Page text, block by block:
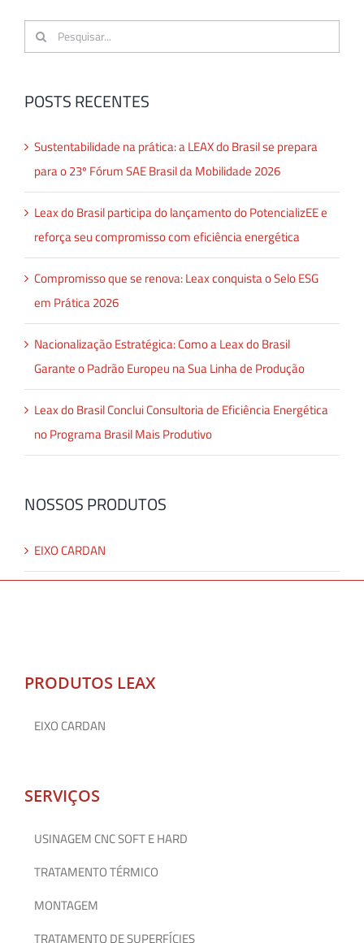
Buscar
resultados
POSTS RECENTES
Sustentabilidade na prática: a LEAX do Brasil se prepara
para o 23º Fórum SAE Brasil da Mobilidade 2026
Leax do Brasil participa do lançamento do PotencializEE e
reforça seu compromisso com eficiência energética
Compromisso que se renova: Leax conquista o Selo ESG
em Prática 2026
Nacionalização Estratégica: Como a Leax do Brasil
Garante o Padrão Europeu na Sua Linha de Produção
Leax do Brasil Conclui Consultoria de Eficiência Energética
no Programa Brasil Mais Produtivo
NOSSOS PRODUTOS
EIXO CARDAN
PRODUTOS LEAX
EIXO CARDAN
SERVIÇOS
USINAGEM CNC SOFT E HARD
TRATAMENTO TÉRMICO
MONTAGEM
TRATAMENTO DE SUPERFÍCIES